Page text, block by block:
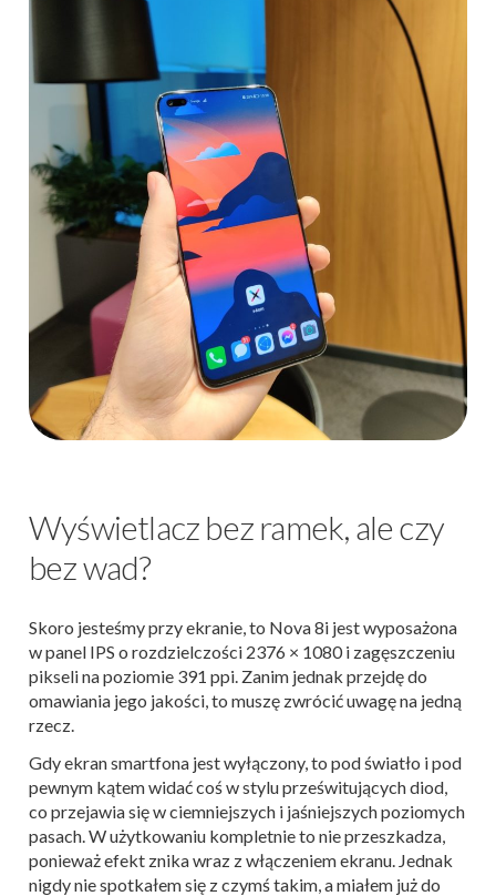
Wyświetlacz bez ramek, ale czy
bez wad?
Skoro jesteśmy przy ekranie, to Nova 8i jest wyposażona
w panel IPS o rozdzielczości 2376 × 1080 i zagęszczeniu
pikseli na poziomie 391 ppi. Zanim jednak przejdę do
omawiania jego jakości, to muszę zwrócić uwagę na jedną
rzecz.
Gdy ekran smartfona jest wyłączony, to pod światło i pod
pewnym kątem widać coś w stylu prześwitujących diod,
co przejawia się w ciemniejszych i jaśniejszych poziomych
pasach. W użytkowaniu kompletnie to nie przeszkadza,
ponieważ efekt znika wraz z włączeniem ekranu. Jednak
nigdy nie spotkałem się z czymś takim, a miałem już do